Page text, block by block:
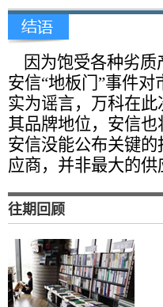
因为饱受各种劣质
安信“地板门”事件
实为谣言，万科在
其品牌地位，安信
安信没能公布关键
应商，并非最大的
往期回顾